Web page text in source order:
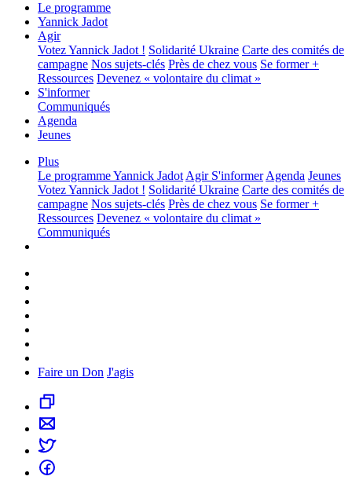
Le programme
Yannick Jadot
Agir
Votez Yannick Jadot ! Solidarité Ukraine Carte des comités de
campagne Nos sujets-clés Près de chez vous Se former +
Ressources Devenez « volontaire du climat »
S'informer
Communiqués
Agenda
Jeunes
Plus
Le programmeYannick Jadot Agir S'informer Agenda Jeunes
Votez Yannick Jadot ! Solidarité Ukraine Carte des comités de
campagne Nos sujets-clés Près de chez vous Se former +
Ressources Devenez « volontaire du climat »
Communiqués
Faire un Don J'agis